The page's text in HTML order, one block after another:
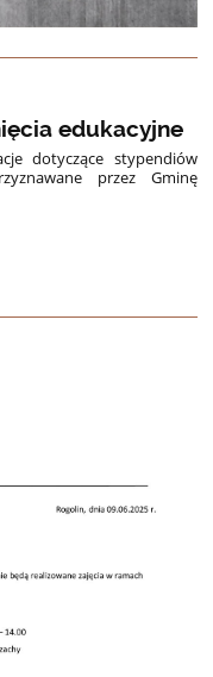
edukacyjne
dotyczące stypendiów
przez Gminę